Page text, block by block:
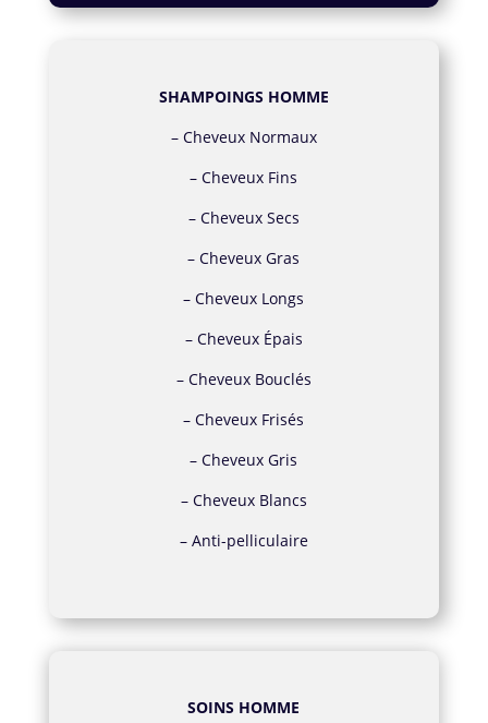
SHAMPOINGS HOMME
– Cheveux Normaux
–Cheveux Fins
– Cheveux Secs
–Cheveux Gras
–Cheveux Longs
– Cheveux Épais
– Cheveux Bouclés
–Cheveux Frisés
–Cheveux Gris
– Cheveux Blancs
– Anti-pelliculaire
SOINS HOMME